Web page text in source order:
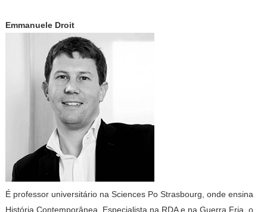
Emmanuele Droit
É professor universitário na Sciences Po Strasbourg, onde ensina
História Contemporânea. Especialista na RDA e na Guerra Fria, o